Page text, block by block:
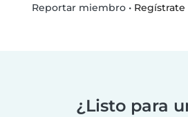
Reportar miembro• Regístrate
¿Listo para